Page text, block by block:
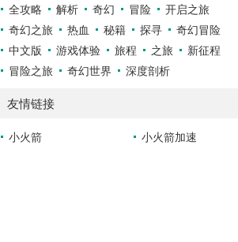
全攻略
解析 奇幻 冒险
开启之旅
奇幻之旅
热血 秘籍 探寻
奇幻冒险
中文版
游戏体验 旅程 之旅
新征程
冒险之旅
奇幻世界 深度剖析
友情链接
小火箭 小火箭加速